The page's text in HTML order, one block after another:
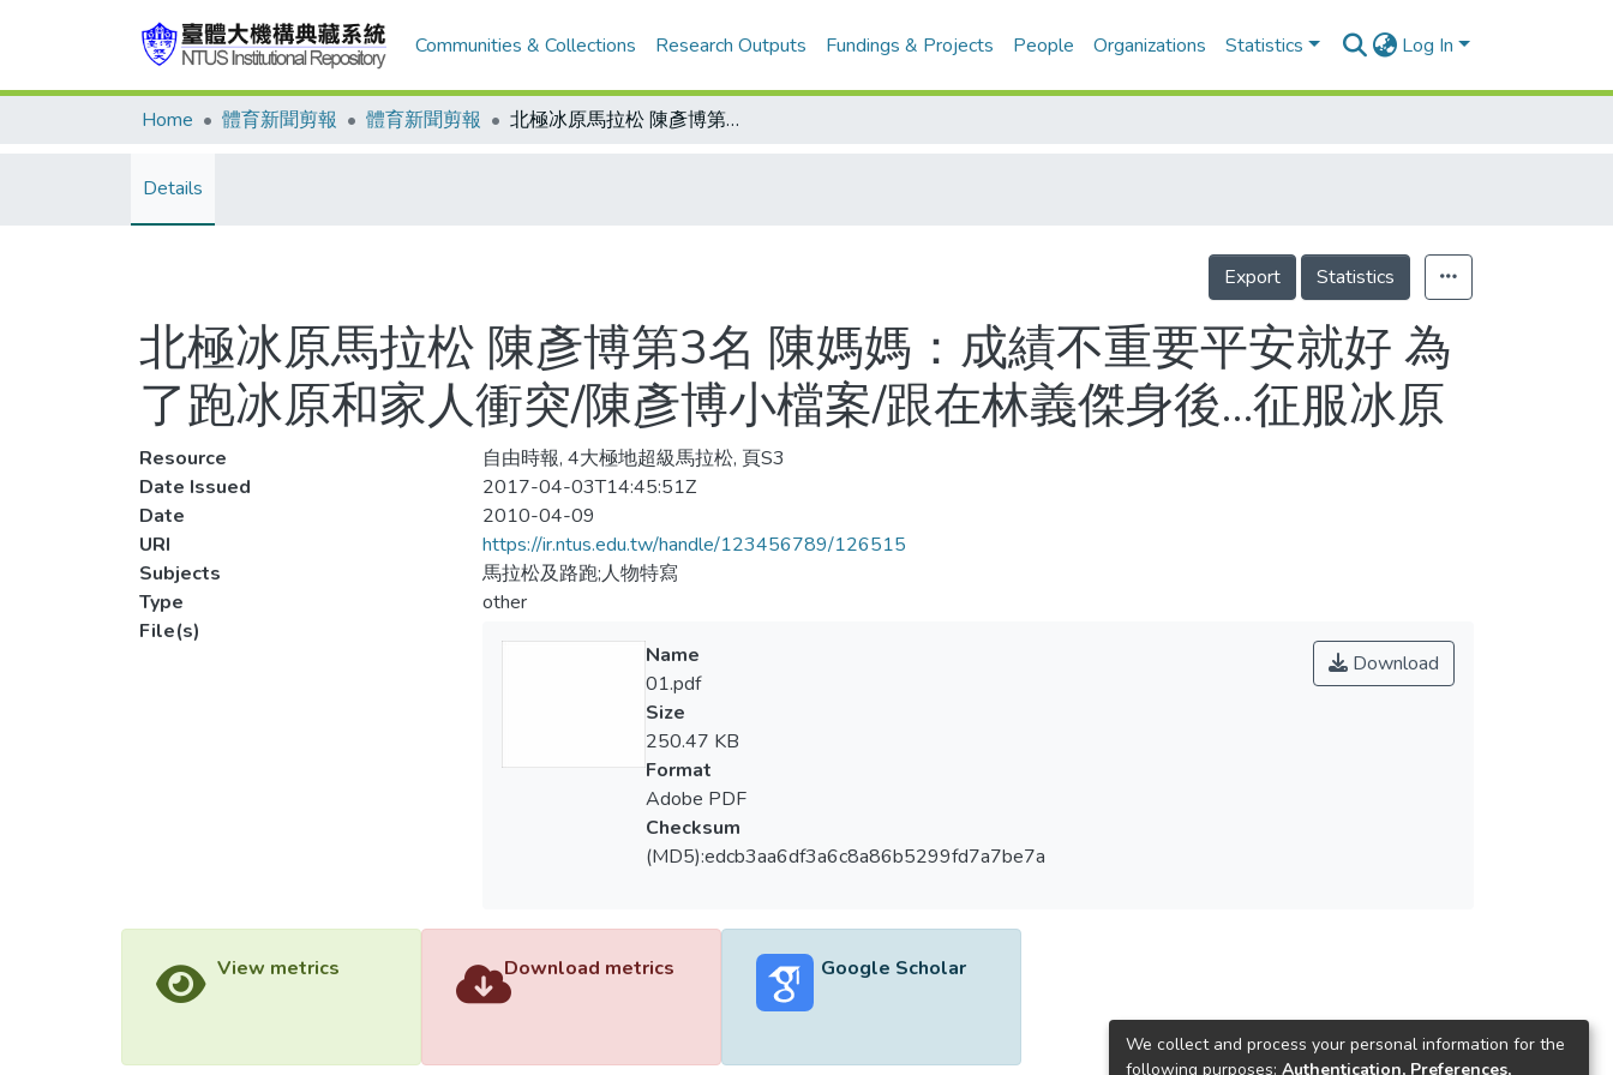
Communities & Collections Research Outputs Fundings & Projects People Organizations Statistics Log In
Home 體育新聞剪報 體育新聞剪報 北極冰原馬拉松 陳彥博第3名 陳媽媽：成績不重要平安就好 為了跑冰原和家人衝突/陳彥博小檔案/跟在林義傑身後…征服冰原
Details
Export Statistics
北極冰原馬拉松 陳彥博第3名 陳媽媽：成績不重要平安就好 為
了跑冰原和家人衝突/陳彥博小檔案/跟在林義傑身後…征服冰原
Resource
自由時報, 4大極地超級馬拉松, 頁S3
Date Issued
2017-04-03T14:45:51Z
Date
2010-04-09
URI
https://ir.ntus.edu.tw/handle/123456789/126515
Subjects
馬拉松及路跑;人物特寫
Type
other
File(s)
Download
Name
01.pdf
Size
250.47 KB
Format
Adobe PDF
Checksum
(MD5):edcb3aa6df3a6c8a86b5299fd7a7be7a
View metrics Download metrics Google Scholar
We collect and process your personal information for the
following purposes: Authentication, Preferences,